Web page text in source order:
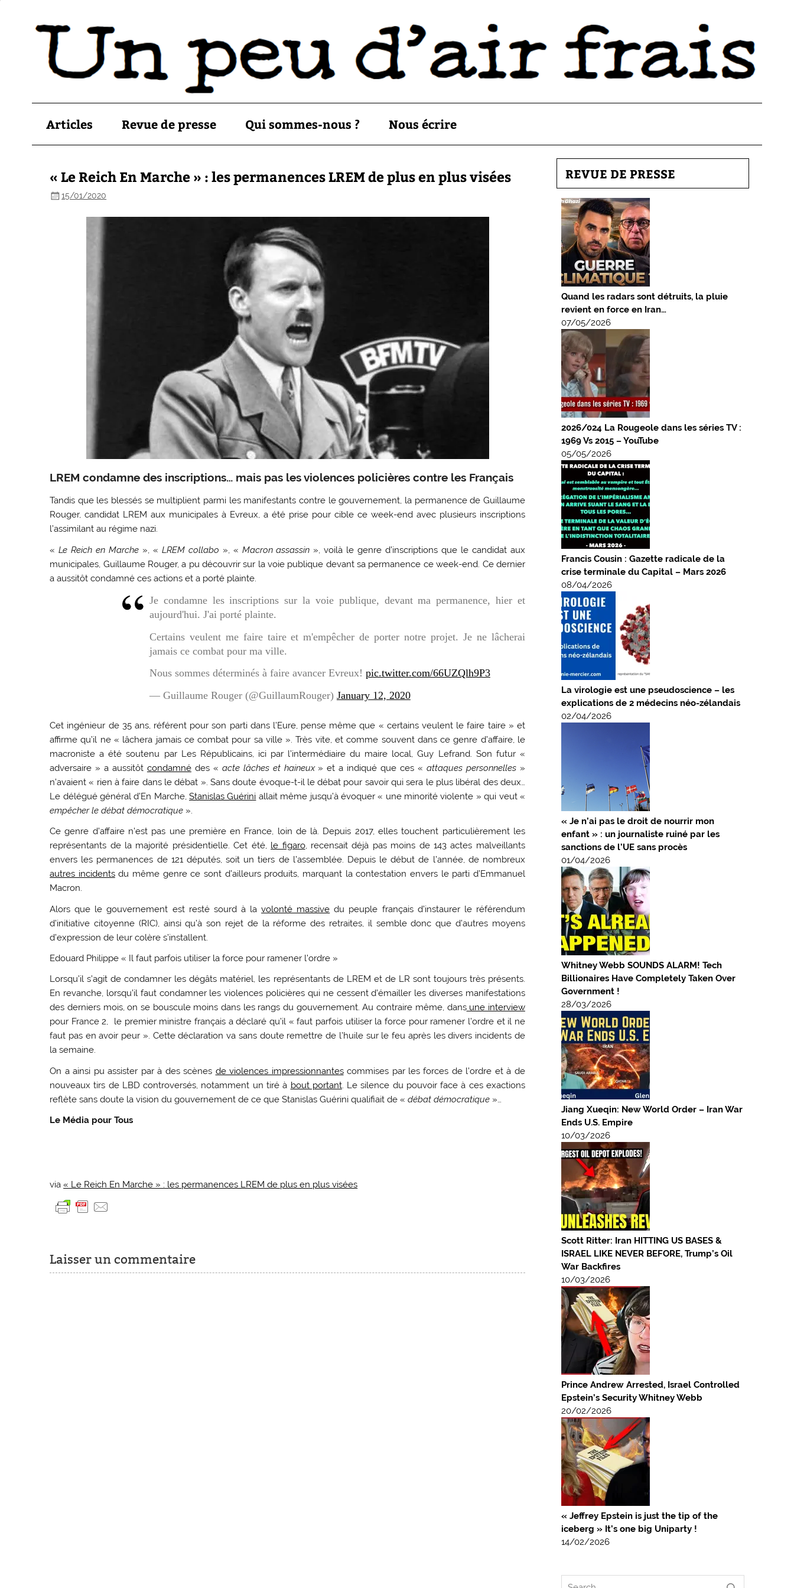
Articles Revue de presse Qui sommes-nous ? Nous écrire
« Le Reich En Marche » : les permanences LREM de plus en plus visées
15/01/2020
LREM condamne des inscriptions… mais pas les violences policières contre les Français
Tandis que les blessés se multiplient parmi les manifestants contre le gouvernement, la permanence de Guillaume
Rouger, candidat LREM aux municipales à Evreux, a été prise pour cible ce week-end avec plusieurs inscriptions
l’assimilant au régime nazi.
«Le Reich en Marche», « LREM collabo », « Macron assassin », voilà le genre d’inscriptions que le candidat aux
municipales, Guillaume Rouger, a pu découvrir sur la voie publique devant sa permanence ce week-end. Ce dernier
a aussitôt condamné ces actions et a porté plainte.
Je condamne les inscriptions sur la voie publique, devant ma permanence, hier et
aujourd'hui. J'ai porté plainte.
Certains veulent me faire taire et m'empêcher de porter notre projet. Je ne lâcherai
jamais ce combat pour ma ville.
Nous sommes déterminés à faire avancer Evreux! pic.twitter.com/66UZQlh9P3
— Guillaume Rouger (@GuillaumRouger) January 12, 2020
Cet ingénieur de 35 ans, référent pour son parti dans l’Eure, pense même que « certains veulent le faire taire » et
affirme qu’il ne « lâchera jamais ce combat pour sa ville ». Très vite, et comme souvent dans ce genre d’affaire, le
macroniste a été soutenu par Les Républicains, ici par l’intermédiaire du maire local, Guy Lefrand. Son futur «
adversaire » a aussitôt condamnédes « acte lâches et haineux» et a indiqué que ces «attaques personnelles»
n’avaient « rien à faire dans le débat ». Sans doute évoque-t-il le débat pour savoir qui sera le plus libéral des deux…
Le délégué général d’En Marche,Stanislas Guérini allait même jusqu’à évoquer « une minorité violente » qui veut «
empêcher le débat démocratique ».
Ce genre d’affaire n’est pas une première en France, loin de là. Depuis 2017, elles touchent particulièrement les
représentants de la majorité présidentielle. Cet été, le figaro, recensait déjà pas moins de 143 actes malveillants
envers les permanences de 121 députés, soit un tiers de l’assemblée. Depuis le début de l’année, de nombreux
autres incidentsdu même genre ce sont d’ailleurs produits, marquant la contestation envers le parti d’Emmanuel
Macron.
Alors que le gouvernement est resté sourd à lavolonté massive du peuple français d’instaurer le référendum
d’initiative citoyenne (RIC), ainsi qu’à son rejet de la réforme des retraites, il semble donc que d’autres moyens
d’expression de leur colère s’installent.
Edouard Philippe « Il faut parfois utiliser la force pour ramener l’ordre »
Lorsqu’il s’agit de condamner les dégâts matériel, les représentants de LREM et de LR sont toujours très présents.
En revanche, lorsqu’il faut condamner les violences policières qui ne cessent d’émailler les diverses manifestations
des derniers mois, on se bouscule moins dans les rangs du gouvernement. Au contraire même, dansune interview
pour France 2, le premier ministre français a déclaré qu’il « faut parfois utiliser la force pour ramener l’ordre et il ne
faut pas en avoir peur ». Cette déclaration va sans doute remettre de l’huile sur le feu après les divers incidents de
la semaine.
On a ainsi pu assister par à des scènes de violences impressionnantescommises par les forces de l’ordre et à de
nouveaux tirs de LBD controversés, notamment un tiré à bout portant. Le silence du pouvoir face à ces exactions
reflète sans doute la vision du gouvernement de ce que Stanislas Guérini qualifiait de «débat démocratique »…
Le Média pour Tous
via« Le Reich En Marche » : les permanences LREM de plus en plus visées
Laisser un commentaire
REVUE DE PRESSE
Quand les radars sont détruits, la pluie
revient en force en Iran…
07/05/2026
2026/024 La Rougeole dans les séries TV :
1969 Vs 2015 – YouTube
05/05/2026
Francis Cousin : Gazette radicale de la
crise terminale du Capital – Mars 2026
08/04/2026
La virologie est une pseudoscience – les
explications de 2 médecins néo-zélandais
02/04/2026
« Je n’ai pas le droit de nourrir mon
enfant » : un journaliste ruiné par les
sanctions de l’UE sans procès
01/04/2026
Whitney Webb SOUNDS ALARM! Tech
Billionaires Have Completely Taken Over
Government !
28/03/2026
Jiang Xueqin: New World Order – Iran War
Ends U.S. Empire
10/03/2026
Scott Ritter: Iran HITTING US BASES &
ISRAEL LIKE NEVER BEFORE, Trump’s Oil
War Backfires
10/03/2026
Prince Andrew Arrested, Israel Controlled
Epstein’s Security Whitney Webb
20/02/2026
« Jeffrey Epstein is just the tip of the
iceberg » It’s one big Uniparty !
14/02/2026